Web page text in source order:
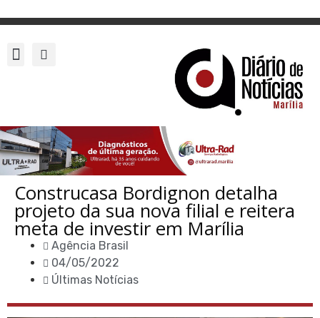
Construcasa Bordignon detalha
projeto da sua nova filial e reitera
meta de investir em Marília
Agência Brasil
04/05/2022
Últimas Notícias